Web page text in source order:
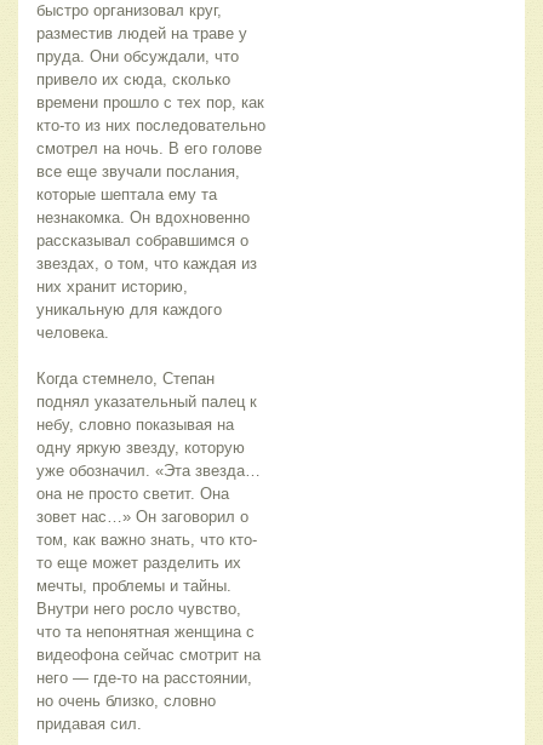
быстро организовал круг,
разместив людей на траве у
пруда. Они обсуждали, что
привело их сюда, сколько
времени прошло с тех пор, как
кто-то из них последовательно
смотрел на ночь. В его голове
все еще звучали послания,
которые шептала ему та
незнакомка. Он вдохновенно
рассказывал собравшимся о
звездах, о том, что каждая из
них хранит историю,
уникальную для каждого
человека.
Когда стемнело, Степан
поднял указательный палец к
небу, словно показывая на
одну яркую звезду, которую
уже обозначил. «Эта звезда…
она не просто светит. Она
зовет нас…» Он заговорил о
том, как важно знать, что кто-
то еще может разделить их
мечты, проблемы и тайны.
Внутри него росло чувство,
что та непонятная женщина с
видеофона сейчас смотрит на
него — где-то на расстоянии,
но очень близко, словно
придавая сил.